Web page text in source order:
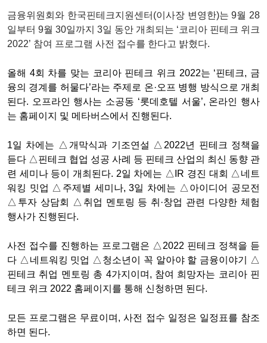
금융위원회와 한국핀테크지원센터(이사장 변영한)는 9월 28
일부터 9월 30일까지 3일 동안 개최되는 ‘코리아 핀테크 위크
2022’ 참여 프로그램 사전 접수를 한다고 밝혔다.
올해 4회 차를 맞는 코리아 핀테크 위크 2022는 ‘핀테크, 금
융의 경계를 허물다’라는 주제로 온·오프 병행 방식으로 개최
된다. 오프라인 행사는 소공동 ‘롯데호텔 서울’, 온라인 행사
는 홈페이지 및 메타버스에서 진행된다.
1일 차에는 △개막식과 기조연설 △2022년 핀테크 정책을
듣다 △핀테크 협업 성공 사례 등 핀테크 산업의 최신 동향 관
련 세미나 등이 개최된다. 2일 차에는 △IR 경진 대회 △네트
워킹 밋업 △주제별 세미나, 3일 차에는 △아이디어 공모전
△투자 상담회 △취업 멘토링 등 취·창업 관련 다양한 체험
행사가 진행된다.
사전 접수를 진행하는 프로그램은 △2022 핀테크 정책을 듣
다 △네트워킹 밋업 △청소년이 꼭 알아야 할 금융이야기 △
핀테크 취업 멘토링 총 4가지이며, 참여 희망자는 코리아 핀
테크 위크 2022 홈페이지를 통해 신청하면 된다.
모든 프로그램은 무료이며, 사전 접수 일정은 일정표를 참조
하면 된다.